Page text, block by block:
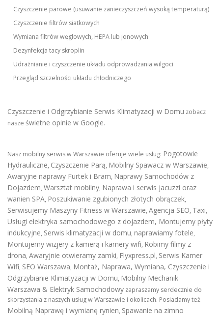
Czyszczenie parowe (usuwanie zanieczyszczeń wysoką temperaturą)
Czyszczenie filtrów siatkowych
Wymiana filtrów węglowych, HEPA lub jonowych
Dezynfekcja tacy skroplin
Udrażnianie i czyszczenie układu odprowadzania wilgoci
Przegląd szczelności układu chłodniczego
Czyszczenie i Odgrzybianie Serwis Klimatyzacji w Domu zobacz
nasze świetne opinie w Google.
Nasz mobilny serwis w Warszawie oferuje wiele usług: Pogotowie
Hydrauliczne, Czyszczenie Parą, Mobilny Spawacz w Warszawie,
Awaryjne naprawy Furtek i Bram, Naprawy Samochodów z
Dojazdem, Warsztat mobilny, Naprawa i serwis jacuzzi oraz
wanien SPA, Poszukiwanie zgubionych złotych obrączek,
Serwisujemy Maszyny Fitness w Warszawie, Agencja SEO, Taxi,
Usługi elektryka samochodowego z dojazdem, Montujemy płyty
indukcyjne, Serwis klimatyzacji w domu, naprawiamy fotele,
Montujemy wizjery z kamerą i kamery wifi, Robimy filmy z
drona, Awaryjnie otwieramy zamki, Flyxpress.pl, Serwis Kamer
Wifi, SEO Warszawa, Montaż, Naprawa, Wymiana, Czyszczenie i
Odgrzybianie Klimatyzacji w Domu, Mobilny Mechanik
Warszawa & Elektryk Samochodowy zapraszamy serdecznie do
skorzystania z naszych usług w Warszawie i okolicach. Posiadamy też
Mobilną Naprawę i wymianę rynien, Spawanie na zimno